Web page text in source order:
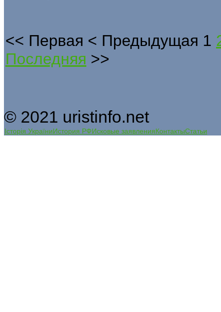
<< Первая < Предыдущая 1
Последняя >>
© 2021 uristinfo.net
Історія УкраїниИстория РФИсковые заявленияКонтактыСтатьи